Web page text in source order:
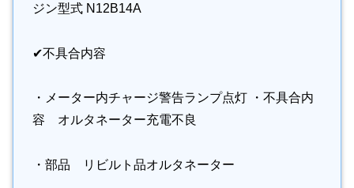
ジン型式 N12B14A
✔不具合内容
・メーター内チャージ警告ランプ点灯 ・不具合内
容 オルタネーター充電不良
・部品 リビルト品オルタネーター